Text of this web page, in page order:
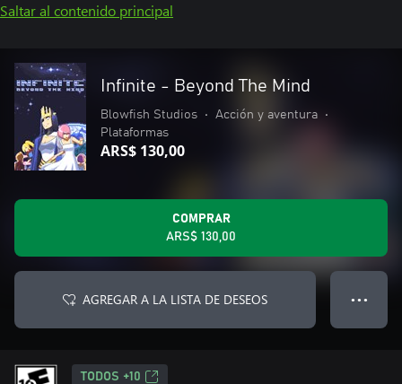
Saltar al contenido principal
Infinite - Beyond The Mind
Blowfish Studios • Acción y aventura
•
Plataformas
ARS$ 130,00
COMPRAR
ARS$ 130,00
AGREGAR A LA LISTA DE DESEOS ● ● ●
TODOS +10